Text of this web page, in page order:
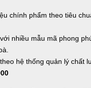
chính phẩm theo tiêu
nhiều mẫu mã phong
hệ thống quản lý chất